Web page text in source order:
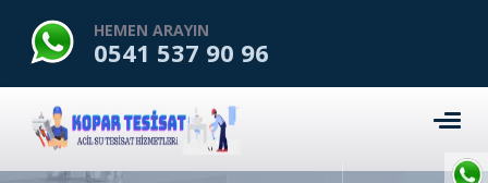
HEMEN ARAYIN
0541 537 90 96